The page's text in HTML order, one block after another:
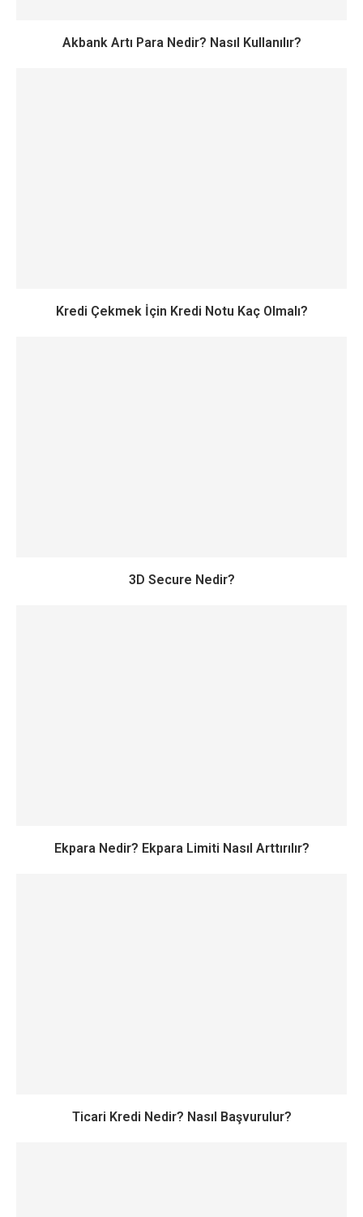
Akbank Artı Para Nedir? Nasıl Kullanılır?
Kredi Çekmek İçin Kredi Notu Kaç Olmalı?
3D Secure Nedir?
Ekpara Nedir? Ekpara Limiti Nasıl Arttırılır?
Ticari Kredi Nedir? Nasıl Başvurulur?